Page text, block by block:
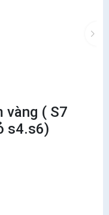
vàng ( S7
s4.s6)